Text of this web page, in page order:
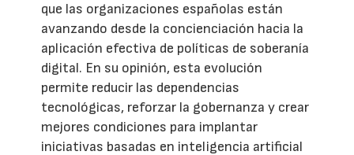
que las organizaciones españolas están
avanzando desde la concienciación hacia la
aplicación efectiva de políticas de soberanía
digital. En su opinión, esta evolución
permite reducir las dependencias
tecnológicas, reforzar la gobernanza y crear
mejores condiciones para implantar
iniciativas basadas en inteligencia artificial